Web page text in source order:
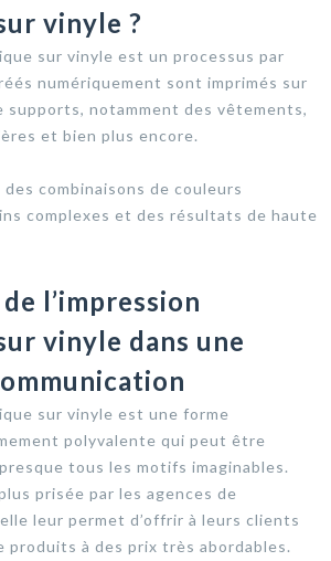
vinyle ?
sur vinyle est un processus par
numériquement sont imprimés sur
supports, notamment des vêtements,
et bien plus encore.
combinaisons de couleurs
complexes et des résultats de haute
l’impression
vinyle dans une
sur vinyle est une forme
polyvalente qui peut être
tous les motifs imaginables.
prisée par les agences de
leur permet d’offrir à leurs clients
produits à des prix très abordables.